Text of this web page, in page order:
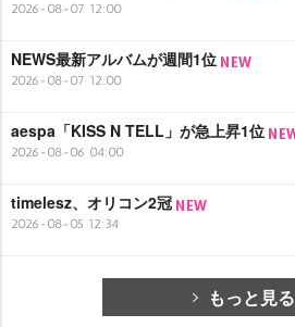
2026-08-07 12:00
NEWS最新アルバムが週間1位
2026-08-07 12:00
aespa「KISS N TELL」が急上昇1位
2026-08-06 04:00
timelesz、オリコン2冠
2026-08-05 12:34
もっと見る